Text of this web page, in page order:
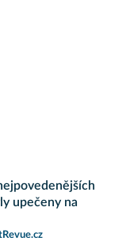
upečeny na